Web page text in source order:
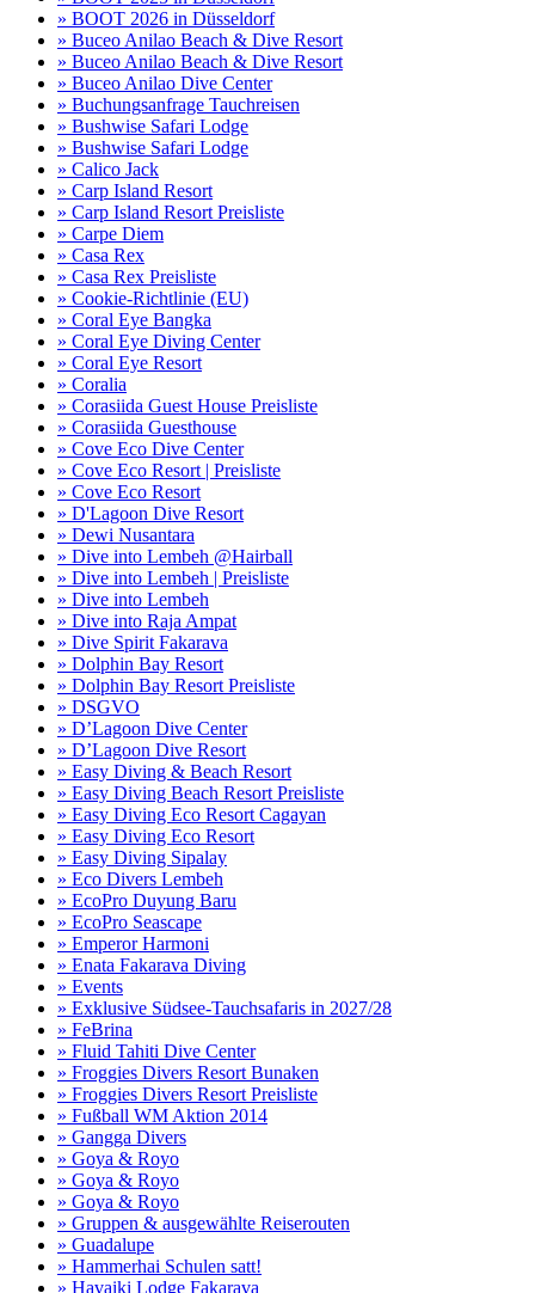
» BOOT 2026 in Düsseldorf
» Buceo Anilao Beach & Dive Resort
» Buceo Anilao Beach & Dive Resort
» Buceo Anilao Dive Center
» Buchungsanfrage Tauchreisen
» Bushwise Safari Lodge
» Bushwise Safari Lodge
» Calico Jack
» Carp Island Resort
» Carp Island Resort Preisliste
» Carpe Diem
» Casa Rex
» Casa Rex Preisliste
» Cookie-Richtlinie (EU)
» Coral Eye Bangka
» Coral Eye Diving Center
» Coral Eye Resort
» Coralia
» Corasiida Guest House Preisliste
» Corasiida Guesthouse
» Cove Eco Dive Center
» Cove Eco Resort | Preisliste
» Cove Eco Resort
» D'Lagoon Dive Resort
» Dewi Nusantara
» Dive into Lembeh @Hairball
» Dive into Lembeh | Preisliste
» Dive into Lembeh
» Dive into Raja Ampat
» Dive Spirit Fakarava
» Dolphin Bay Resort
» Dolphin Bay Resort Preisliste
» DSGVO
» D’Lagoon Dive Center
» D’Lagoon Dive Resort
» Easy Diving & Beach Resort
» Easy Diving Beach Resort Preisliste
» Easy Diving Eco Resort Cagayan
» Easy Diving Eco Resort
» Easy Diving Sipalay
» Eco Divers Lembeh
» EcoPro Duyung Baru
» EcoPro Seascape
» Emperor Harmoni
» Enata Fakarava Diving
» Events
» Exklusive Südsee-Tauchsafaris in 2027/28
» FeBrina
» Fluid Tahiti Dive Center
» Froggies Divers Resort Bunaken
» Froggies Divers Resort Preisliste
» Fußball WM Aktion 2014
» Gangga Divers
» Goya & Royo
» Goya & Royo
» Goya & Royo
» Gruppen & ausgewählte Reiserouten
» Guadalupe
» Hammerhai Schulen satt!
» Havaiki Lodge Fakarava